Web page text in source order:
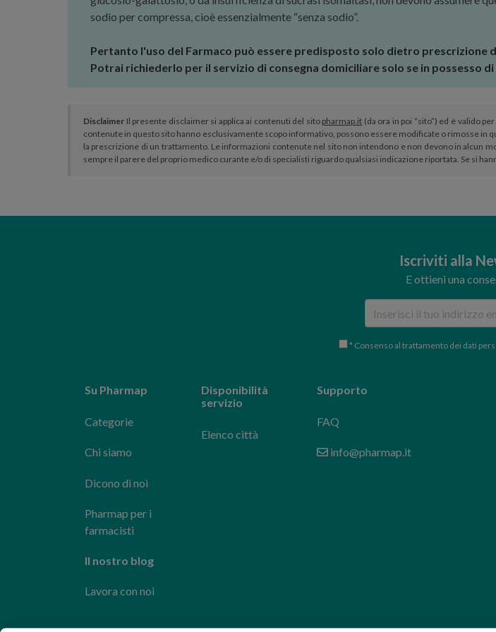
sodio per compressa, cioè essenzialmente “senza sodio”.
Pertanto l'uso del Farmaco può essere predisposto solo dietro
Potrai richiederlo per il servizio di consegna domiciliare solo se in possesso
Disclaimer Il presente disclaimer si applica ai contenuti del sito pharmap.it (da ora in poi “sito”) ed è valido
contenute in questo sito hanno esclusivamente scopo informativo, possono essere modificate o rimosse
la prescrizione di un trattamento. Le informazioni contenute nel sito non intendono e non devono in alcun
sempre il parere del proprio medico curante e/o di specialisti riguardo qualsiasi indicazione riportata. Se si
Iscriviti alla
E ottieni una
* Consenso al trattamento dei dati
Su Pharmap
Categorie
Chi siamo
Dicono di noi
Pharmap per i
farmacisti
Il nostro blog
Lavora con noi
Disponibilità
servizio
Elenco città
Supporto
FAQ
info@pharmap.it